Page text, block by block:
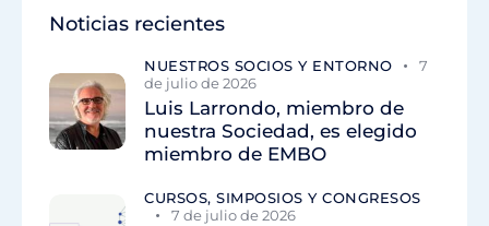
Noticias recientes
NUESTROS SOCIOS Y ENTORNO
7
de julio de 2026
Luis Larrondo, miembro de
nuestra Sociedad, es elegido
miembro de EMBO
CURSOS, SIMPOSIOS Y CONGRESOS
7 de julio de 2026